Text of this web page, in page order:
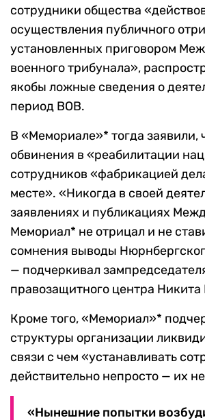
сотрудники общества
осуществления публичного
установленных приговором
военного трибунала»,
якобы ложные сведения о
период ВОВ.
В «Мемориале»* тогда заявили,
обвинения в «реабилитации
сотрудников «фабрикацией
месте». «Никогда в своей
заявлениях и публикациях
Мемориал* не отрицал и не
сомнения выводы
— подчеркивал
правозащитного центра Никита
Кроме того, «Мемориал»*
структуры организации
связи с чем «устанавливать
действительно непросто — их
«Нынешние попытки